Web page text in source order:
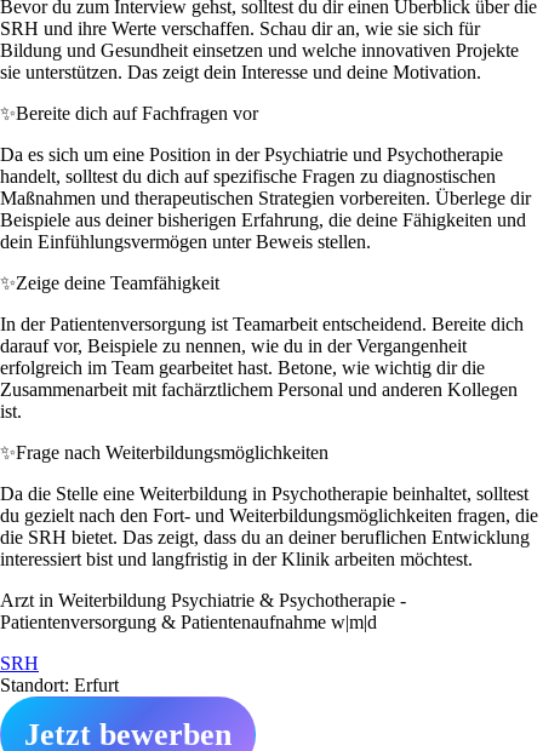
Bevor du zum Interview gehst, solltest du dir einen Überblick über die
SRH und ihre Werte verschaffen. Schau dir an, wie sie sich für
Bildung und Gesundheit einsetzen und welche innovativen Projekte
sie unterstützen. Das zeigt dein Interesse und deine Motivation.
✨Bereite dich auf Fachfragen vor
Da es sich um eine Position in der Psychiatrie und Psychotherapie
handelt, solltest du dich auf spezifische Fragen zu diagnostischen
Maßnahmen und therapeutischen Strategien vorbereiten. Überlege dir
Beispiele aus deiner bisherigen Erfahrung, die deine Fähigkeiten und
dein Einfühlungsvermögen unter Beweis stellen.
✨Zeige deine Teamfähigkeit
In der Patientenversorgung ist Teamarbeit entscheidend. Bereite dich
darauf vor, Beispiele zu nennen, wie du in der Vergangenheit
erfolgreich im Team gearbeitet hast. Betone, wie wichtig dir die
Zusammenarbeit mit fachärztlichem Personal und anderen Kollegen
ist.
✨Frage nach Weiterbildungsmöglichkeiten
Da die Stelle eine Weiterbildung in Psychotherapie beinhaltet, solltest
du gezielt nach den Fort- und Weiterbildungsmöglichkeiten fragen, die
die SRH bietet. Das zeigt, dass du an deiner beruflichen Entwicklung
interessiert bist und langfristig in der Klinik arbeiten möchtest.
Arzt in Weiterbildung Psychiatrie & Psychotherapie -
Patientenversorgung & Patientenaufnahme w|m|d
SRH
Standort: Erfurt
Jetzt bewerben